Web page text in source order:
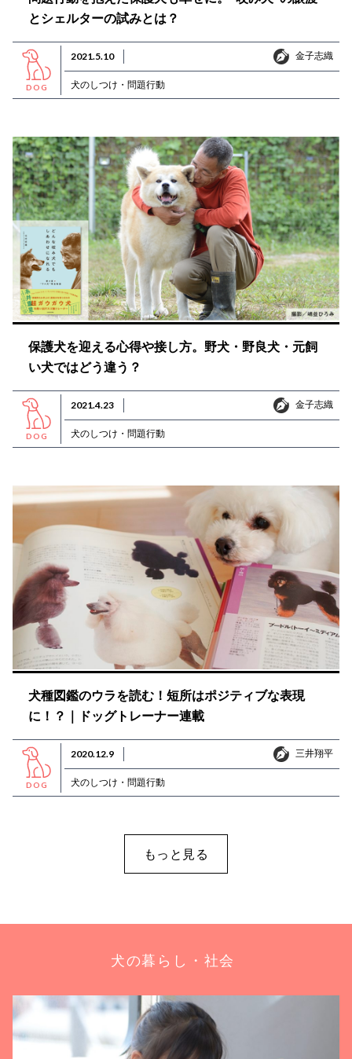
とシェルターの試みとは？
DOG
2021.5.10 金子志織
金子志織
犬のしつけ・問題行動
保護犬を迎える心得や接し方。野犬・野良犬・元飼
い犬ではどう違う？
DOG
2021.4.23 金子志織
金子志織
犬のしつけ・問題行動
犬種図鑑のウラを読む！短所はポジティブな表現
に！？｜ドッグトレーナー連載
DOG
2020.12.9 三井翔平
三井翔平
犬のしつけ・問題行動
もっと見る
犬の暮らし・社会